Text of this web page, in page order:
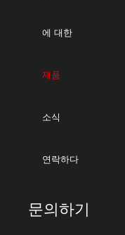
에 대한
제품
소식
연락하다
문의하기